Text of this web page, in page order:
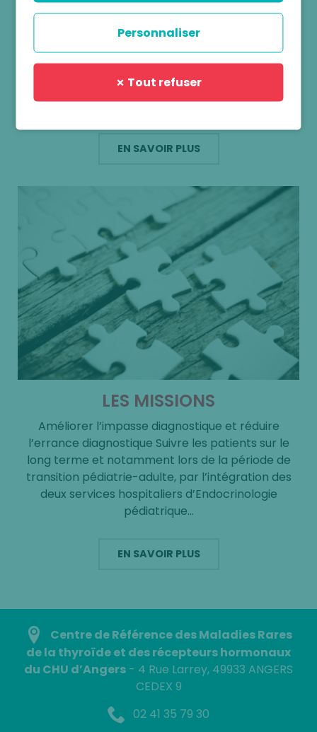
QUI SOMMES NOUS ?
Le centre de référence des maladies rares de la
thyroïde et des récepteurs hormonaux (CRMR-
maladies rares 2005-2008, et cette labellisation
a…
EN SAVOIR PLUS
LES MISSIONS
Améliorer l’impasse diagnostique et réduire
l’errance diagnostique Suivre les patients sur le
long terme et notamment lors de la période de
transition pédiatrie-adulte, par l’intégration des
deux services hospitaliers d’Endocrinologie
pédiatrique…
EN SAVOIR PLUS
Centre de Référence des Maladies Rares
de la thyroïde et des récepteurs hormonaux
du CHU d’Angers - 4 Rue Larrey, 49933 ANGERS
CEDEX 9
02 41 35 79 30
Personnaliser
✗ Tout refuser